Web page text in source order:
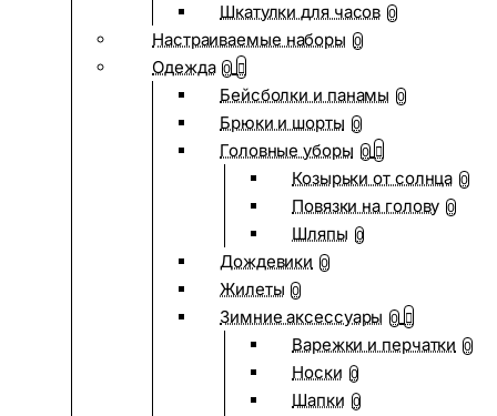
Шкатулки для часов 0
Настраиваемые наборы 0
Одежда 0
Бейсболки и панамы 0
Брюки и шорты 0
Головные уборы 0
Козырьки от солнца 0
Повязки на голову 0
Шляпы 0
Дождевики 0
Жилеты 0
Зимние аксессуары 0
Варежки и перчатки 0
Носки 0
Шапки 0